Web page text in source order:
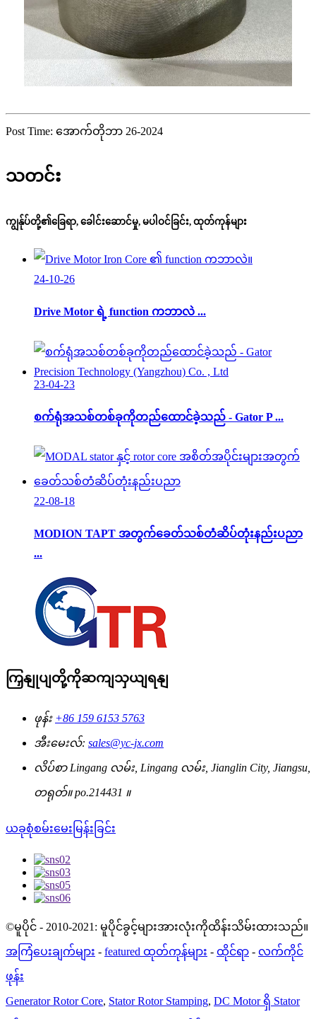
Post Time: အောက်တိုဘာ 26-2024
သတင်း
ကျွန်ုပ်တို့၏ခြေရာ, ခေါင်းဆောင်မှု, မပါဝင်ခြင်း, ထုတ်ကုန်များ
24-10-26
Drive Motor ရဲ့ function ကဘာလဲ ...
23-04-23
စက်ရုံအသစ်တစ်ခုကိုတည်ထောင်ခဲ့သည် - Gator P ...
22-08-18
MODION TAPT အတွက်ခေတ်သစ်တံဆိပ်တုံးနည်းပညာ
...
ကြှနျုပျတို့ကိုဆကျသှယျရနျ
ဖုန်း +86 159 6153 5763
အီးမေးလ်: sales@yc-jx.com
လိပ်စာ Lingang လမ်း, Lingang လမ်း, Jianglin City, Jiangsu,
တရုတ်။ po.214431 ။
ယခုစုံစမ်းမေးမြန်းခြင်း
©မူပိုင် - 2010-2021: မူပိုင်ခွင့်များအားလုံးကိုထိန်းသိမ်းထားသည်။
အကြံပေးချက်များ - featured ထုတ်ကုန်များ - ထိုင်ရာ - လက်ကိုင်
ဖုန်း
Generator Rotor Core, Stator Rotor Stamping, DC Motor ရှိ Stator